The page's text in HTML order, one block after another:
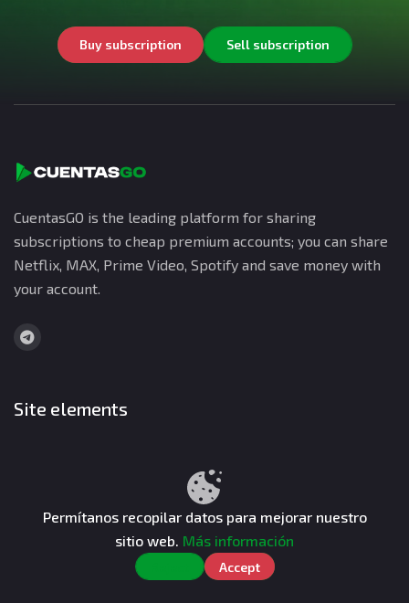
Buy subscription Sell subscription
CuentasGO is the leading platform for sharing
subscriptions to cheap premium accounts; you can share
Netflix, MAX, Prime Video, Spotify and save money with
your account.
Site elements
All Sellers
Permítanos recopilar datos para mejorar nuestro
sitio web. Más información
Accept